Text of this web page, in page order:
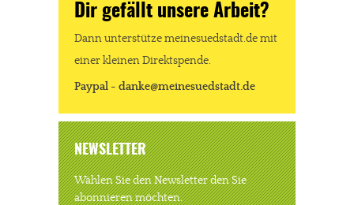
Dir gefällt unsere Arbeit?
Dann unterstütze meinesuedstadt.de mit
einer kleinen Direktspende.
Paypal - danke@meinesuedstadt.de
NEWSLETTER
Wählen Sie den Newsletter den Sie
abonnieren möchten.